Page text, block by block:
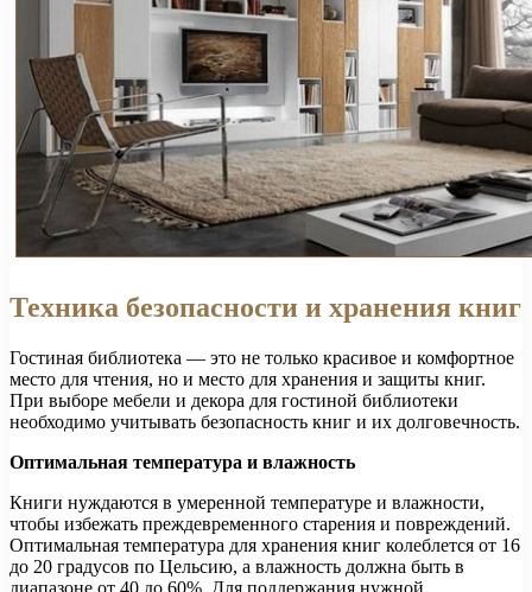
Техника безопасности и хранения книг
Гостиная библиотека — это не только красивое и комфортное
место для чтения, но и место для хранения и защиты книг.
При выборе мебели и декора для гостиной библиотеки
необходимо учитывать безопасность книг и их долговечность.
Оптимальная температура и влажность
Книги нуждаются в умеренной температуре и влажности,
чтобы избежать преждевременного старения и повреждений.
Оптимальная температура для хранения книг колеблется от 16
до 20 градусов по Цельсию, а влажность должна быть в
диапазоне от 40 до 60%. Для поддержания нужной